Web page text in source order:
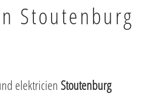
Stoutenburg
elektricien Stoutenburg